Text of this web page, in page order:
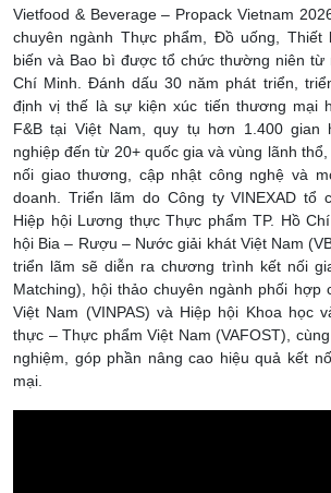
Vietfood & Beverage – Propack Vietnam
chuyên ngành Thực phẩm, Đồ uống, Thiết
biến và Bao bì được tổ chức thường niên từ
Chí Minh. Đánh dấu 30 năm phát triển,
định vị thế là sự kiện xúc tiến thương mại
F&B tại Việt Nam, quy tụ hơn 1.400 gian
nghiệp đến từ 20+ quốc gia và vùng lãnh
nối giao thương, cập nhật công nghệ và
doanh. Triển lãm do Công ty VINEXAD tổ
Hiệp hội Lương thực Thực phẩm TP. Hồ
hội Bia – Rượu – Nước giải khát Việt Nam
triển lãm sẽ diễn ra chương trình kết nối
Matching), hội thảo chuyên ngành phối hợp
Việt Nam (VINPAS) và Hiệp hội Khoa học
thực – Thực phẩm Việt Nam (VAFOST),
nghiệm, góp phần nâng cao hiệu quả kết
mại.